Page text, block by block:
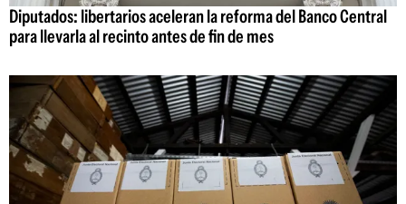
Diputados: libertarios aceleran la reforma del Banco Central
para llevarla al recinto antes de fin de mes